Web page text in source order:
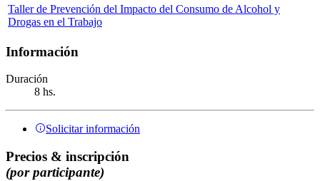
Taller de Prevención del Impacto del Consumo de Alcohol y
Drogas en el Trabajo
Información
Duración
8 hs.
Solicitar información
Precios & inscripción
(por participante)